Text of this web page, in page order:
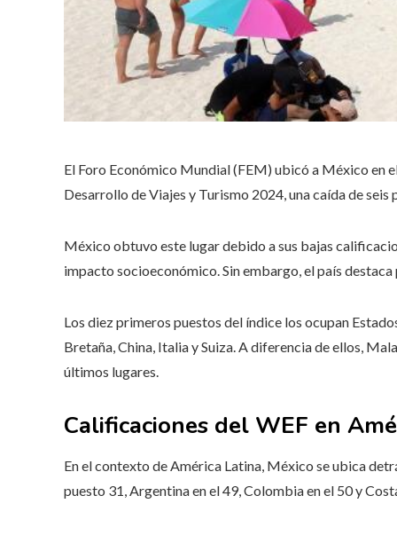
El Foro Económico Mundial (FEM) ubicó a México en
Desarrollo de Viajes y Turismo 2024, una caída de
México obtuvo este lugar debido a sus bajas
impacto socioeconómico. Sin embargo, el país
Los diez primeros puestos del índice los ocupan
Bretaña, China, Italia y Suiza. A diferencia de ellos,
últimos lugares.
Calificaciones del WEF en
En el contexto de América Latina, México se ubica
puesto 31, Argentina en el 49, Colombia en el 50 y